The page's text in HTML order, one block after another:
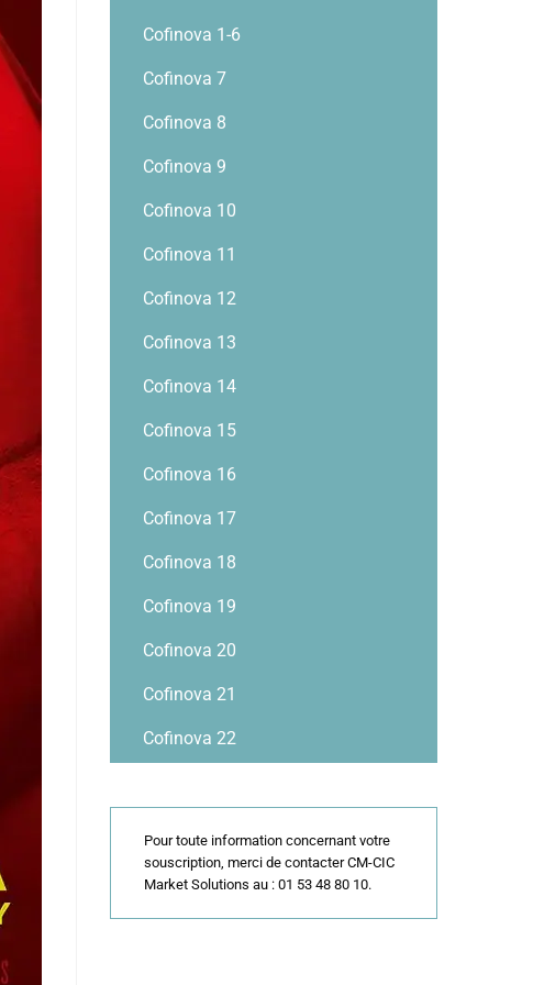
Cofinova 1-6
Cofinova 7
Cofinova 8
Cofinova 9
Cofinova 10
Cofinova 11
Cofinova 12
Cofinova 13
Cofinova 14
Cofinova 15
Cofinova 16
Cofinova 17
Cofinova 18
Cofinova 19
Cofinova 20
Cofinova 21
Cofinova 22
Pour toute information concernant votre
souscription, merci de contacter CM-CIC
Market Solutions au : 01 53 48 80 10.